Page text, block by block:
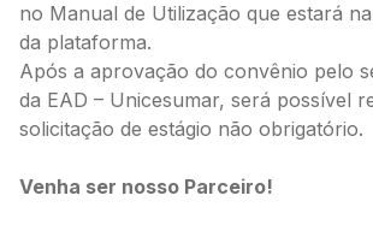
no Manual de Utilização que estará
da plataforma.
Após a aprovação do convênio pelo
da EAD – Unicesumar, será possível
solicitação de estágio não obrigatório.
Venha ser nosso Parceiro!